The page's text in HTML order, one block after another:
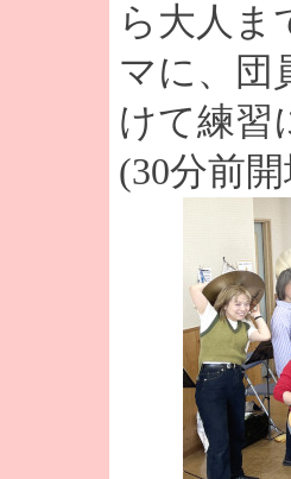
ら大人ま
マに、団
けて練習
(30分前